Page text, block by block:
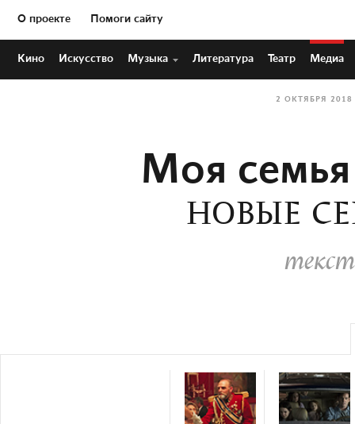
О проекте Помоги сайту
Кино Искусство Музыка Литература Театр Медиа
2 ОКТЯБРЯ 2018
Моя
НОВЫЕ